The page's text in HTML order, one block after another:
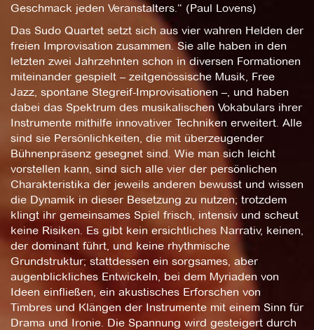
Geschmack jeden Veranstalters.“ (Paul Lovens)
Das Sudo Quartet setzt sich aus vier wahren Helden der
freien Improvisation zusammen. Sie alle haben in den
letzten zwei Jahrzehnten schon in diversen Formationen
miteinander gespielt – zeitgenössische Musik, Free
Jazz, spontane Stegreif-Improvisationen –, und haben
dabei das Spektrum des musikalischen Vokabulars ihrer
Instrumente mithilfe innovativer Techniken erweitert. Alle
sind sie Persönlichkeiten, die mit überzeugender
Bühnenpräsenz gesegnet sind. Wie man sich leicht
vorstellen kann, sind sich alle vier der persönlichen
Charakteristika der jeweils anderen bewusst und wissen
die Dynamik in dieser Besetzung zu nutzen; trotzdem
klingt ihr gemeinsames Spiel frisch, intensiv und scheut
keine Risiken. Es gibt kein ersichtliches Narrativ, keinen,
der dominant führt, und keine rhythmische
Grundstruktur; stattdessen ein sorgsames, aber
augenblickliches Entwickeln, bei dem Myriaden von
Ideen einfließen, ein akustisches Erforschen von
Timbres und Klängen der Instrumente mit einem Sinn für
Drama und Ironie. Die Spannung wird gesteigert durch